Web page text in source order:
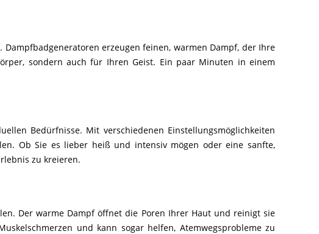
erzeugen feinen, warmen Dampf, der Ihre
sondern auch für Ihren Geist. Ein paar Minuten in einem
Bedürfnisse. Mit verschiedenen Einstellungsmöglichkeiten
Ob Sie es lieber heiß und intensiv mögen oder eine sanfte,
zu kreieren.
Der warme Dampf öffnet die Poren Ihrer Haut und reinigt sie
und kann sogar helfen, Atemwegsprobleme zu